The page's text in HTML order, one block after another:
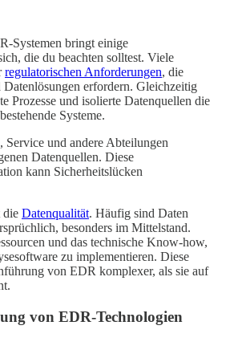
Systemen bringt einige
die du beachten solltest. Viele
regulatorischen Anforderungen, die
erfordern. Gleichzeitig
Prozesse und isolierte Datenquellen die
Systeme.
Service und andere Abteilungen
Datenquellen. Diese
kann Sicherheitslücken
die Datenqualität. Häufig sind Daten
besonders im Mittelstand.
und das technische Know-how,
zu implementieren. Diese
von EDR komplexer, als sie auf
von EDR-Technologien